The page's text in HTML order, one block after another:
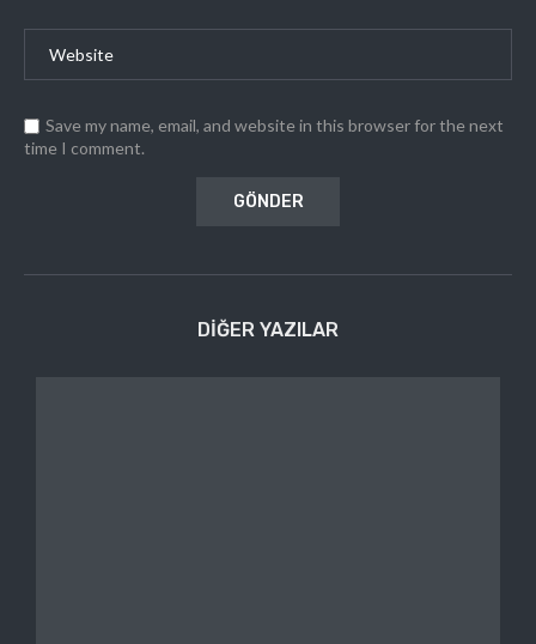
Save my name, email, and website in this browser for the next
time I comment.
DIĞER YAZILAR